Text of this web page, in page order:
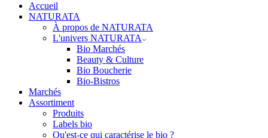
Accueil
NATURATA
À propos de NATURATA
L'univers NATURATA
Bio Marchés
Beauty & Culture
Bio Boucherie
Bio-Bistros
Marchés
Assortiment
Produits
Labels bio
Qu'est-ce qui caractérise le bio ?